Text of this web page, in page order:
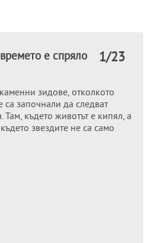
1/23
е спряло
зидове, отколкото
са започнали да следват
Там, където животът е кипял, а
звездите не са само